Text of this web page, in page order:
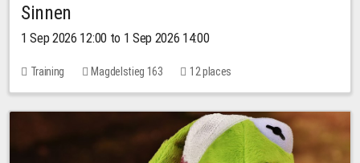
Sinnen
1 Sep 2026 12:00 to 1 Sep 2026 14:00
Training Magdelstieg 163 12 places